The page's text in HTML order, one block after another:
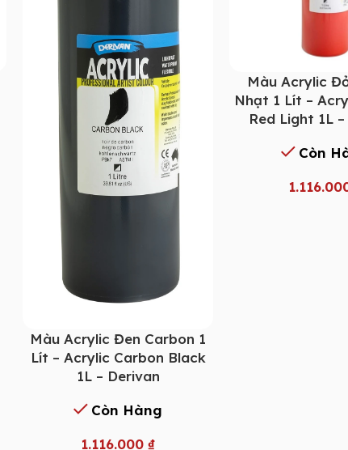
Màu Acrylic Đen Carbon 1
Lít – Acrylic Carbon Black
1L – Derivan
Còn Hàng
1.116.000 ₫
Màu Acrylic
Nhạt 1 Lít –
Red Light 1L
Còn